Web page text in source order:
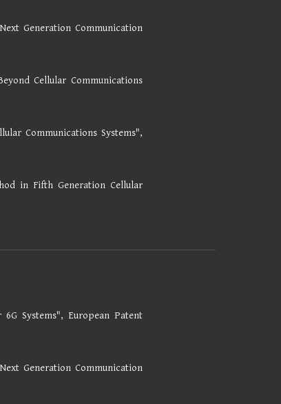
Generation Communication
Cellular Communications
Communications Systems",
in Fifth Generation Cellular
Systems", European Patent
Generation Communication